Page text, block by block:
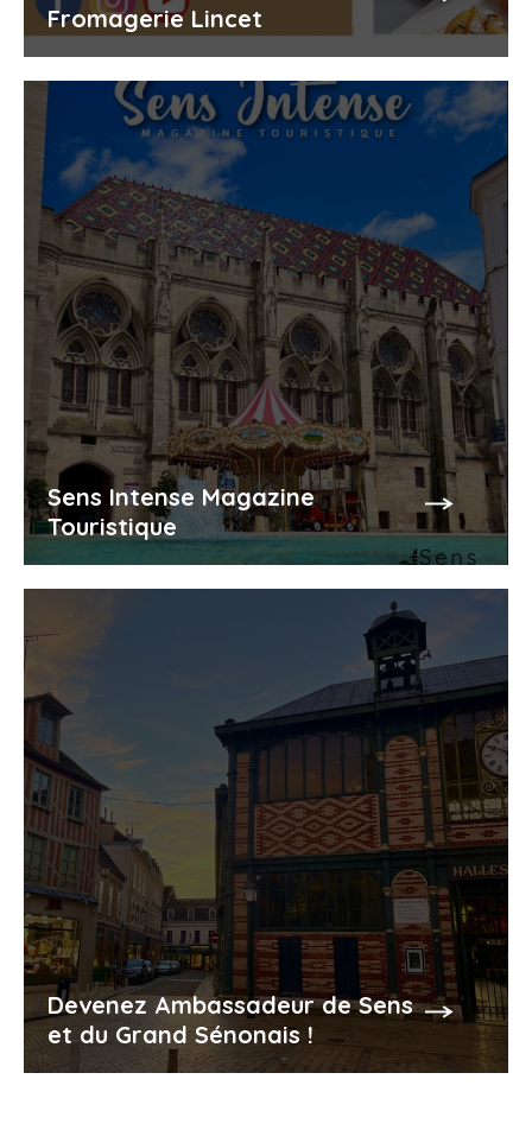
Fromagerie Lincet
Sens Intense Magazine
Touristique
Devenez Ambassadeur de Sens
et du Grand Sénonais !